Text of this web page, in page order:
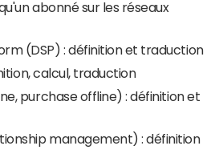
abonné sur les réseaux
(DSP) : définition et traduction
calcul, traduction
purchase offline) : définition et
management) : définition